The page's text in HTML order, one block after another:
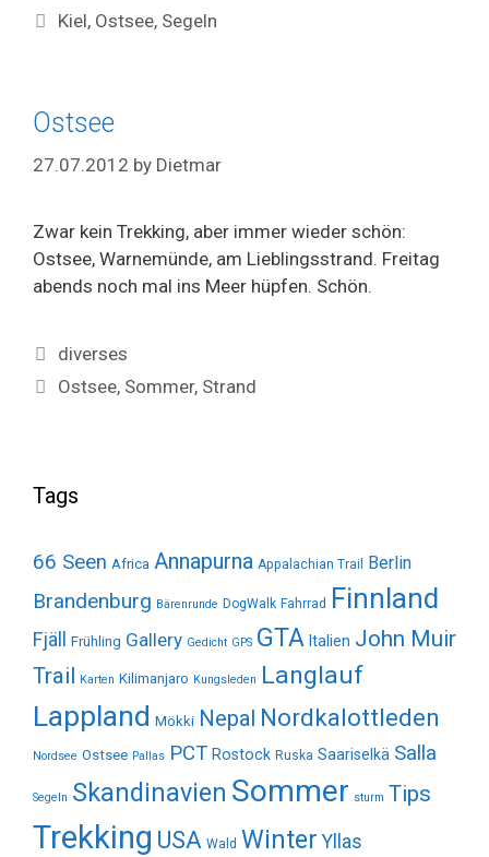
Tags
Kiel, Ostsee, Segeln
Ostsee
27.07.2012 by Dietmar
Zwar kein Trekking, aber immer wieder schön:
Ostsee, Warnemünde, am Lieblingsstrand. Freitag
abends noch mal ins Meer hüpfen. Schön.
Categories
diverses
Tags
Ostsee, Sommer, Strand
Tags
66 Seen Africa Annapurna Appalachian Trail Berlin
Brandenburg Bärenrunde DogWalk Fahrrad Finnland
Fjäll Frühling Gallery Gedicht GPS GTA Italien John Muir
Trail Karten Kilimanjaro Kungsleden Langlauf
Lappland Mökki Nepal Nordkalottleden
Nordsee Ostsee Pallas PCT Rostock Ruska Saariselkä Salla
Segeln Skandinavien Sommer sturm Tips
Trekking USA Wald Winter Yllas